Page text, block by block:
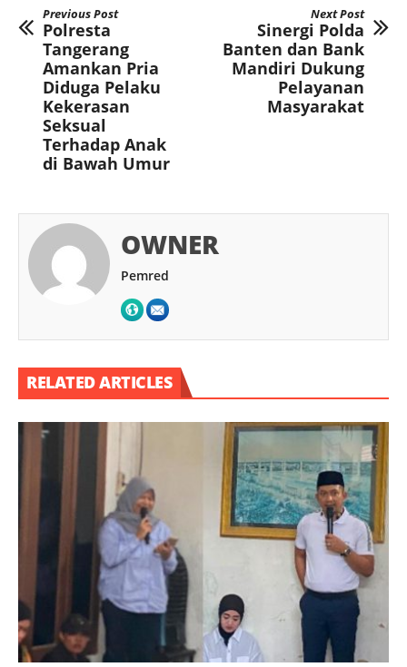
Previous Post
Polresta
Tangerang
Amankan Pria
Diduga Pelaku
Kekerasan
Seksual
Terhadap Anak
di Bawah Umur
Next Post
Sinergi Polda
Banten dan Bank
Mandiri Dukung
Pelayanan
Masyarakat
OWNER
Pemred
RELATED ARTICLES